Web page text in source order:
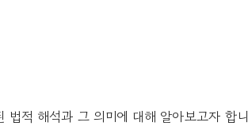
적 해석과 그 의미에 대해 알아보고자 합니